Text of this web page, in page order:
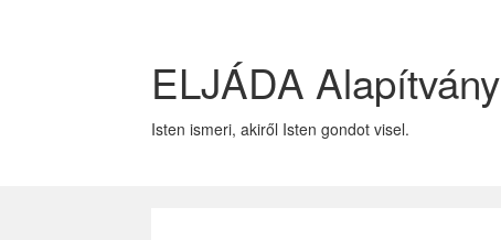
ELJÁDA Alapítvány
Isten ismeri, akiről Isten gondot visel.